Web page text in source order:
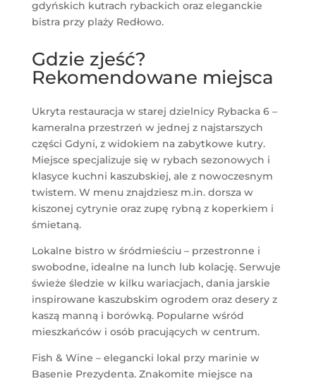
gdyńskich kutrach rybackich oraz eleganckie
bistra przy plaży Redłowo.
Gdzie zjeść?
Rekomendowane miejsca
Ukryta restauracja w starej dzielnicy Rybacka 6 –
kameralna przestrzeń w jednej z najstarszych
części Gdyni, z widokiem na zabytkowe kutry.
Miejsce specjalizuje się w rybach sezonowych i
klasyce kuchni kaszubskiej, ale z nowoczesnym
twistem. W menu znajdziesz m.in. dorsza w
kiszonej cytrynie oraz zupę rybną z koperkiem i
śmietaną.
Lokalne bistro w śródmieściu – przestronne i
swobodne, idealne na lunch lub kolację. Serwuje
świeże śledzie w kilku wariacjach, dania jarskie
inspirowane kaszubskim ogrodem oraz desery z
kaszą manną i borówką. Popularne wśród
mieszkańców i osób pracujących w centrum.
Fish & Wine – elegancki lokal przy marinie w
Basenie Prezydenta. Znakomite miejsce na